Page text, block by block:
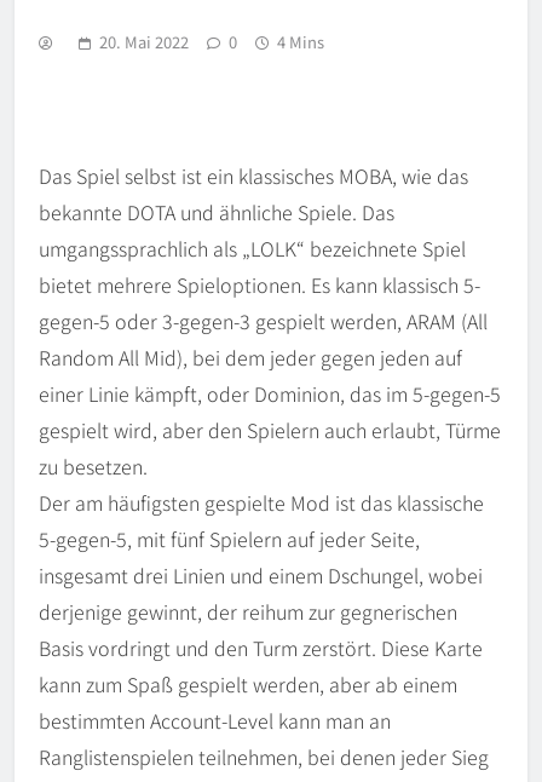
20. Mai 2022 0 4 Mins
Das Spiel selbst ist ein klassisches MOBA, wie das
bekannte DOTA und ähnliche Spiele. Das
umgangssprachlich als „LOLK“ bezeichnete Spiel
bietet mehrere Spieloptionen. Es kann klassisch 5-
gegen-5 oder 3-gegen-3 gespielt werden, ARAM (All
Random All Mid), bei dem jeder gegen jeden auf
einer Linie kämpft, oder Dominion, das im 5-gegen-5
gespielt wird, aber den Spielern auch erlaubt, Türme
zu besetzen.
Der am häufigsten gespielte Mod ist das klassische
5-gegen-5, mit fünf Spielern auf jeder Seite,
insgesamt drei Linien und einem Dschungel, wobei
derjenige gewinnt, der reihum zur gegnerischen
Basis vordringt und den Turm zerstört. Diese Karte
kann zum Spaß gespielt werden, aber ab einem
bestimmten Account-Level kann man an
Ranglistenspielen teilnehmen, bei denen jeder Sieg